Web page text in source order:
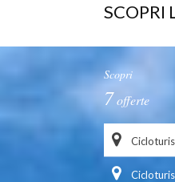
SCOPRI
Scopri
7offerte